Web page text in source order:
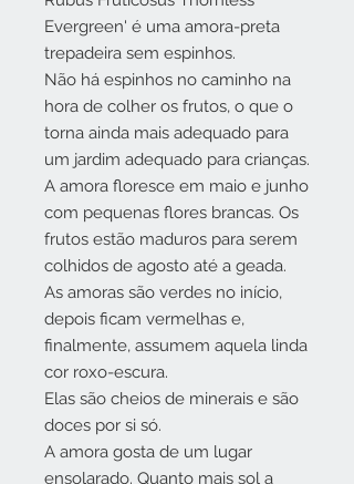
Evergreen' é uma amora-preta
trepadeira sem espinhos.
Não há espinhos no caminho na
hora de colher os frutos, o que o
torna ainda mais adequado para
um jardim adequado para crianças.
A amora floresce em maio e junho
com pequenas flores brancas. Os
frutos estão maduros para serem
colhidos de agosto até a geada.
As amoras são verdes no início,
depois ficam vermelhas e,
finalmente, assumem aquela linda
cor roxo-escura.
Elas são cheios de minerais e são
doces por si só.
A amora gosta de um lugar
ensolarado. Quanto mais sol a